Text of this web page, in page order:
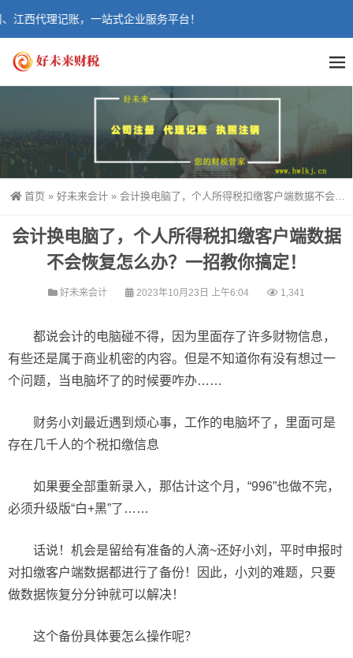
西代理记账，一站式企业服务平台！
首页 » 好未来会计 » 会计换电脑了，个人所得税扣缴客户端数据不会恢复怎么办？一招教你搞定！
会计换电脑了，个人所得税扣缴客户端数据
不会恢复怎么办？一招教你搞定！
好未来会计 2023年10月23日 上午6:04 1,341
都说会计的电脑碰不得，因为里面存了许多财物信息，
有些还是属于商业机密的内容。但是不知道你有没有想过一
个问题，当电脑坏了的时候要咋办……
财务小刘最近遇到烦心事，工作的电脑坏了，里面可是
存在几千人的个税扣缴信息
如果要全部重新录入，那估计这个月，“996”也做不完，
必须升级版“白+黑”了……
话说！机会是留给有准备的人滴~还好小刘，平时申报时
对扣缴客户端数据都进行了备份！因此，小刘的难题，只要
做数据恢复分分钟就可以解决！
这个备份具体要怎么操作呢？